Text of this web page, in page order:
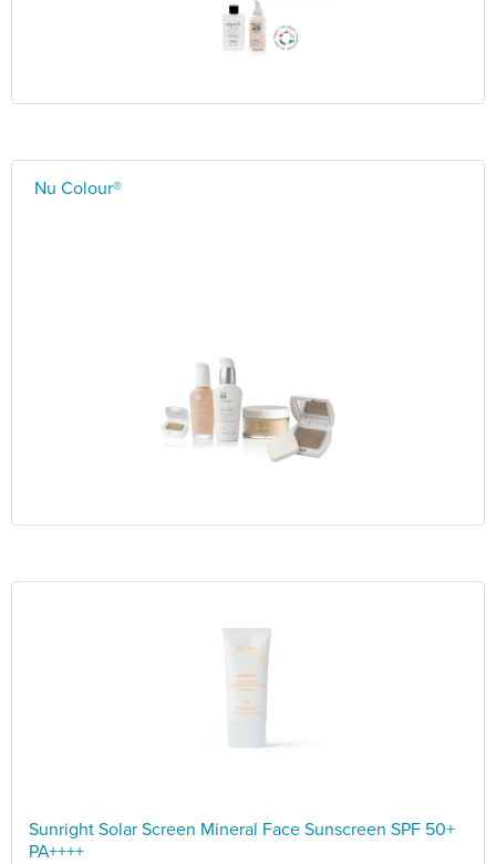
Nu Colour®
Sunright Solar Screen Mineral Face Sunscreen SPF 50+
PA++++